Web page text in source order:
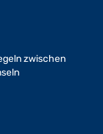
zwischen